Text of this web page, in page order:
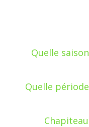
Quelle
Quelle